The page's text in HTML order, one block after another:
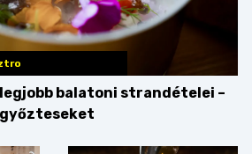
balatoni strandételei –